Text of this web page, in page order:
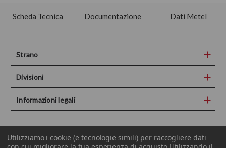
Scheda Tecnica Documentazione Dati Metel
Strano
Divisioni
Informazioni legali
COPYRIGHT© 2015-2019 STRANO S.P.A. P.IVA E CF 00672150877
Utilizziamo i cookie (e tecnologie simili) per raccogliere dati